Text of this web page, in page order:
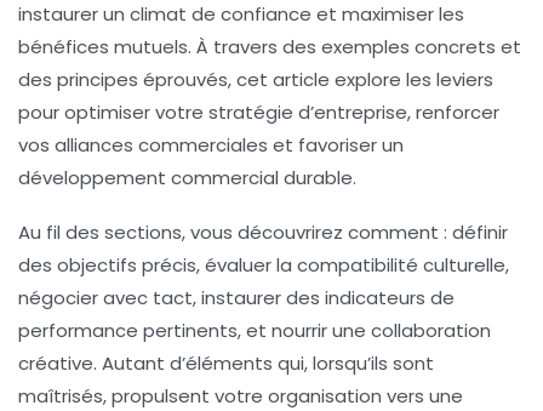
instaurer un climat de confiance et maximiser les
bénéfices mutuels. À travers des exemples concrets et
des principes éprouvés, cet article explore les leviers
pour optimiser votre stratégie d’entreprise, renforcer
vos alliances commerciales et favoriser un
développement commercial durable.
Au fil des sections, vous découvrirez comment : définir
des objectifs précis, évaluer la compatibilité culturelle,
négocier avec tact, instaurer des indicateurs de
performance pertinents, et nourrir une collaboration
créative. Autant d’éléments qui, lorsqu’ils sont
maîtrisés, propulsent votre organisation vers une